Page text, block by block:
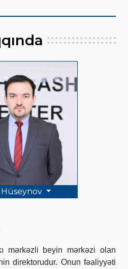
mərkəzli beyin mərkəzi olan
direktorudur. Onun fəaliyyəti